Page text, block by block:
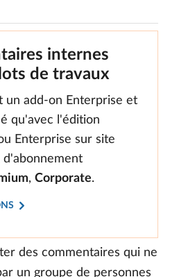
internes
de travaux
un add-on Enterprise et
qu'avec l'édition
Enterprise sur site
d'abonnement
, Corporate.
des commentaires qui ne
un groupe de personnes